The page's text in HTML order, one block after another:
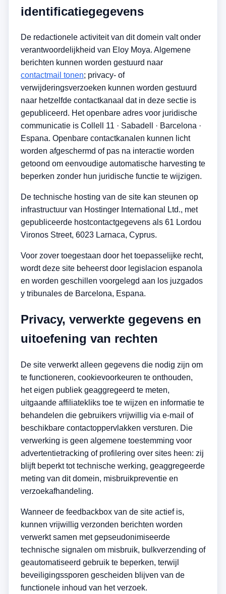
identificatiegegevens
De redactionele activiteit van dit domein valt onder
verantwoordelijkheid van Eloy Moya. Algemene
berichten kunnen worden gestuurd naar
contactmail tonen; privacy- of
verwijderingsverzoeken kunnen worden gestuurd
naar hetzelfde contactkanaal dat in deze sectie is
gepubliceerd. Het openbare adres voor juridische
communicatie is Co e l 11 · Sabade · Barce ona ·
Espana. Openbare contactkanalen kunnen licht
worden afgeschermd of pas na interactie worden
getoond om eenvoudige automatische harvesting te
beperken zonder hun juridische functie te wijzigen.
De technische hosting van de site kan steunen op
infrastructuur van Hostinger International Ltd., met
gepubliceerde hostcontactgegevens als 61 Lordou
Vironos Street, 6023 Larnaca, Cyprus.
Voor zover toegestaan door het toepasselijke recht,
wordt deze site beheerst door legislacion espanola
en worden geschillen voorgelegd aan los juzgados
y tribunales de Barcelona, Espana.
Privacy, verwerkte gegevens en
uitoefening van rechten
De site verwerkt alleen gegevens die nodig zijn om
te functioneren, cookievoorkeuren te onthouden,
het eigen publiek geaggregeerd te meten,
uitgaande affiliatekliks toe te wijzen en informatie te
behandelen die gebruikers vrijwillig via e-mail of
beschikbare contactoppervlakken versturen. Die
verwerking is geen algemene toestemming voor
advertentietracking of profilering over sites heen: zij
blijft beperkt tot technische werking, geaggregeerde
meting van dit domein, misbruikpreventie en
verzoekafhandeling.
Wanneer de feedbackbox van de site actief is,
kunnen vrijwillig verzonden berichten worden
verwerkt samen met gepseudonimiseerde
technische signalen om misbruik, bulkverzending of
geautomatiseerd gebruik te beperken, terwijl
beveiligingssporen gescheiden blijven van de
functionele inhoud van het verzoek.